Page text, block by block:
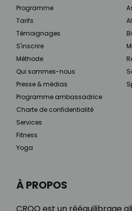
À PROPOS
CROQ est un rééquilibrage
Programme
Tarifs
Témoignages
S'inscrire
Méthode
Qui sommes-nous
Presse & médias
Programme ambassadrice
Charte de confidentialité
Services
Fitness
Yoga